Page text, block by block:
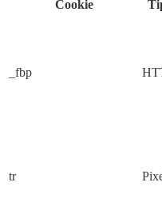
Cookie
_fbp
tr